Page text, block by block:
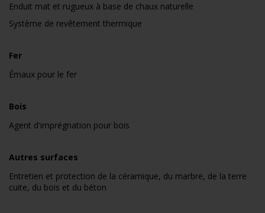
Enduit mat et rugueux à base de chaux naturelle
Système de revêtement thermique
Fer
Émaux pour le fer
Bois
Agent d'imprégnation pour bois
Autres surfaces
Entretien et protection de la céramique, du marbre, de la terre
cuite, du bois et du béton